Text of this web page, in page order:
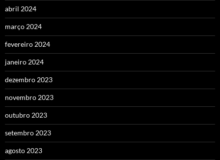
abril 2024
março 2024
fevereiro 2024
janeiro 2024
dezembro 2023
novembro 2023
outubro 2023
setembro 2023
agosto 2023